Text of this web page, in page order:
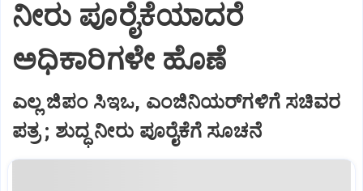
ನೀರು ಪೂರೈಕೆಯಾದರೆ
ಅಧಿಕಾರಿಗಳೇ ಹೊಣೆ
ಎಲ್ಲ ಜಿಪಂ ಸಿಇಒ, ಎಂಜಿನಿಯರ್‌ಗಳಿಗೆ ಸಚಿವರ
ಪತ್ರ ; ಶುದ್ಧ ನೀರು ಪೂರೈಕೆಗೆ ಸೂಚನೆ